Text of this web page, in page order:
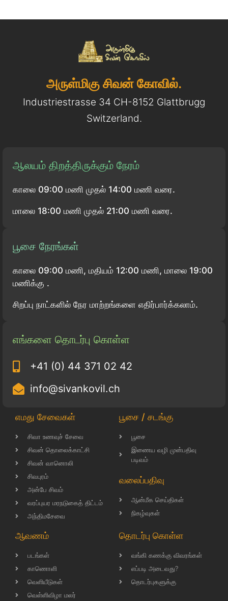
அருள்மிகு சிவன் கோவில்.
Industriestrasse 34 CH-8152 Glattbrugg
Switzerland.
ஆலயம் திறத்திருக்கும் நேரம்
காலை 09:00 மணி முதல் 14:00 மணி வரை.
மாலை 18:00 மணி முதல் 21:00 மணி வரை.
பூசை நேரங்கள்
காலை 09:00 மணி, மதியம் 12:00 மணி, மாலை 19:00
மணிக்கு .
சிறப்பு நாட்களில் நேர மாற்றங்களை எதிர்பார்க்கலாம்.
எங்களை தொடர்பு கொள்ள
+41 (0) 44 371 02 42
info@sivankovil.ch
எமது சேவைகள்
சிவா உணவுச் சேவை
சிவன் தொலைக்காட்சி
சிவன் வானொலி
சிவபுரம்
அன்பே சிவம்
வரப்புயர மரநடுகைத் திட்டம்
அந்திமசேவை
பூசை / சடங்கு
பூசை
இணைய வழி முன்பதிவு
படிவம்
வலைப்பதிவு
ஆன்மீக செய்திகள்
நிகழ்வுகள்
ஆவணம்
படங்கள்
காணொளி
வெளியீடுகள்
வெள்ளிவிழா மலர்
தொடர்பு கொள்ள
வங்கி கணக்கு விவரங்கள்
எப்படி அடைவது?
தொடர்புகளுக்கு